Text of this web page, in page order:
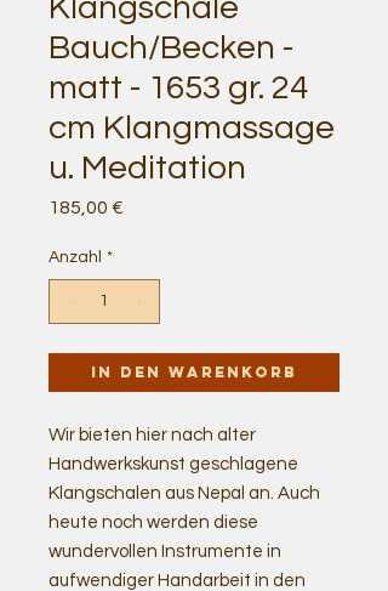
Klangschale
Bauch/Becken -
matt - 1653 gr. 24
cm Klangmassage
u. Meditation
185,00 €
Anzahl *
In den Warenkorb
Wir bieten hier nach alter
Handwerkskunst geschlagene
Klangschalen aus Nepal an. Auch
heute noch werden diese
wundervollen Instrumente in
aufwendiger Handarbeit in den